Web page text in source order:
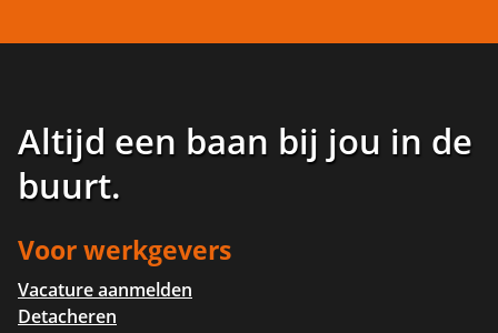
Altijd een baan bij jou in de
buurt.
Voor werkgevers
Vacature aanmelden
Detacheren